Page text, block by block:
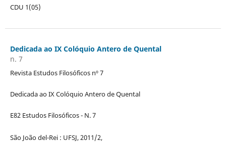
CDU 1(05)
Dedicada ao IX Colóquio Antero de Quental
n. 7
Revista Estudos Filosóficos nº 7
Dedicada ao IX Colóquio Antero de Quental
E82 Estudos Filosóficos - N. 7
São João del-Rei : UFSJ, 2011/2,